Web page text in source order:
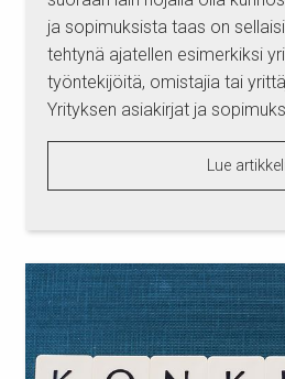
ja sopimuksista taas on
tehtynä ajatellen esimerkiksi
työntekijöitä, omistajia tai
Yrityksen asiakirjat ja
Lue artikkeli